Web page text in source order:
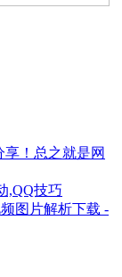
！总之就是网
,QQ技巧
图片解析下载 -